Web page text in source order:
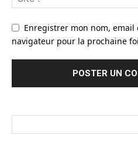
Enregistrer mon nom, email
navigateur pour la prochaine